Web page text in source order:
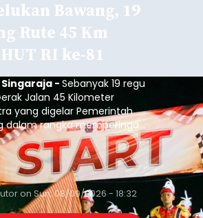
Bawang, 19
Rute 45 Km
RI ke-81
- Sebanyak 19 regu
Jalan 45 Kilometer
yang digelar Pemerintah
dalam rangka memperingati
Republik Indonesia.
dari Lapangan Sepak Bola
Sabtu (8/8/2026) malam.
on Sun, 08/09/2026 - 18:32